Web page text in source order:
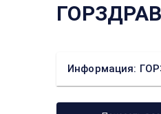
Информация: